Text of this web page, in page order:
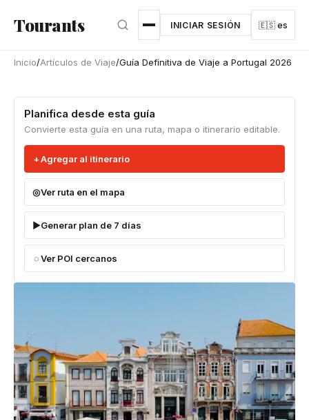
Tourants INICIAR SESIÓN 🇪🇸 es
Inicio/Artículos de Viaje/Guía Definitiva de Viaje a Portugal 2026
Planifica desde esta guía
Convierte esta guía en una ruta, mapa o itinerario editable.
Agregar al itinerario
Ver ruta en el mapa
Generar plan de 7 días
Ver POI cercanos